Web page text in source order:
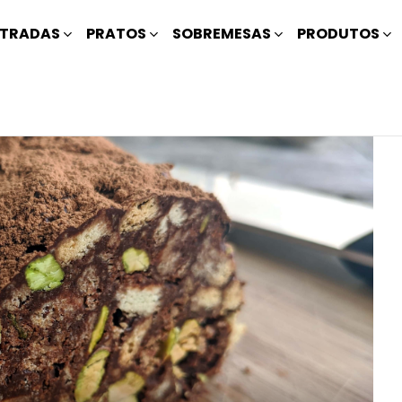
PRATOS SOBREMESAS PRODUTOS